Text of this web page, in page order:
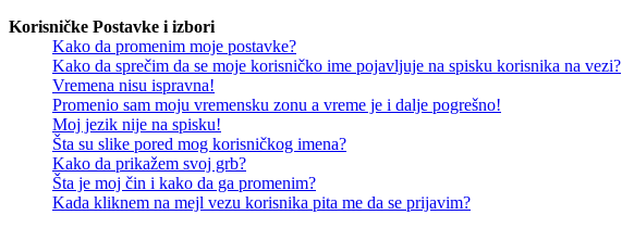
Korisničke Postavke i izbori
Kako da promenim moje postavke?
Kako da sprečim da se moje korisničko ime pojavljuje na spisku korisnika na vezi?
Vremena nisu ispravna!
Promenio sam moju vremensku zonu a vreme je i dalje pogrešno!
Moj jezik nije na spisku!
Šta su slike pored mog korisničkog imena?
Kako da prikažem svoj grb?
Šta je moj čin i kako da ga promenim?
Kada kliknem na mejl vezu korisnika pita me da se prijavim?